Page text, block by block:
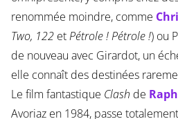
renommée moindre, comme
Two, 122etPétrole ! Pétrole !) ou
de nouveau avec Girardot, un
elle connaît des destinées
Le film fantastique Clash de
Avoriaz en 1984, passe